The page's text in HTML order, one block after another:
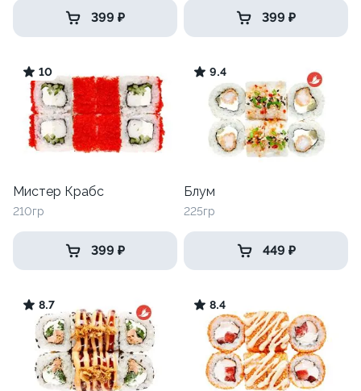
399 ₽ 399 ₽
10
Мистер Крабс
210гр
399 ₽
9.4
Блум
225гр
449 ₽
8.7 8.4